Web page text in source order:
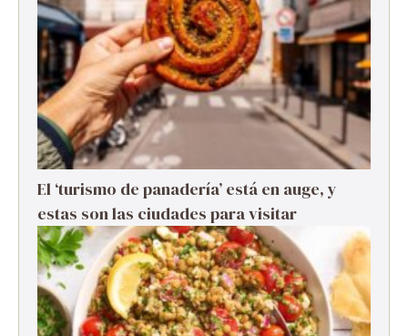
El ‘turismo de panadería’ está en auge, y
estas son las ciudades para visitar